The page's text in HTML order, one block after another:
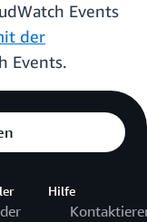
Events
der
Events.
Hilfe